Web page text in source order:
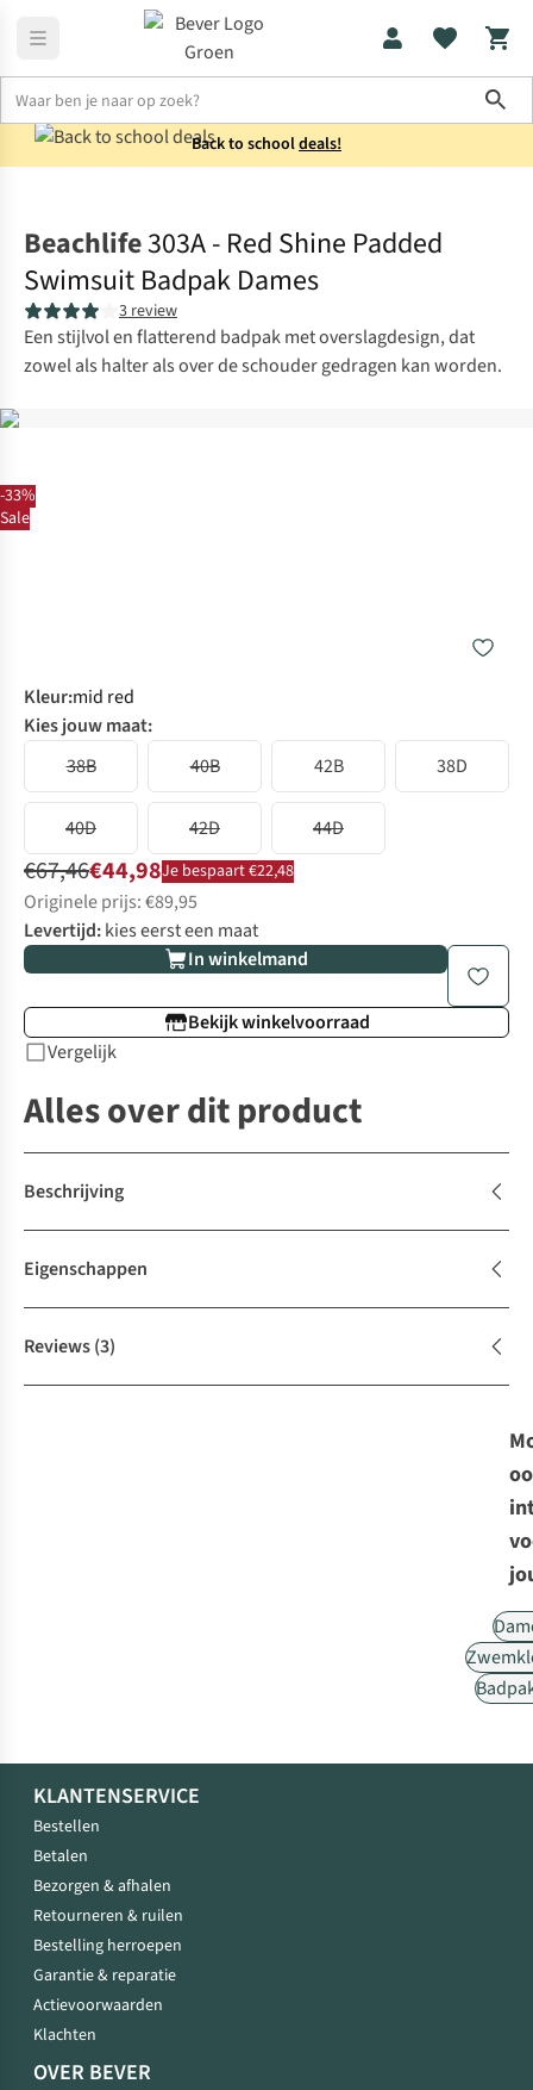
Back to schooldeals!
-33%
Sale
Beachlife303A - Red Shine Padded
Swimsuit Badpak Dames
3 review
Een stijlvol en flatterend badpak met overslagdesign, dat
zowel als halter als over de schouder gedragen kan worden.
Kleur:mid red
Kies jouw maat:
38B
40B 42B 38D
40D 42D 44D
€67,46€44,98Je bespaart €22,48
Originele prijs: €89,95
Levertijd:kies eerst een maat
In winkelmand
Bekijk winkelvoorraad
Vergelijk
Alles over dit product
Beschrijving
Eigenschappen
Reviews(3)
KLANTENSERVICE
Bestellen
Betalen
Bezorgen & afhalen
Retourneren & ruilen
Bestelling herroepen
Garantie & reparatie
Actievoorwaarden
Klachten
OVER BEVER